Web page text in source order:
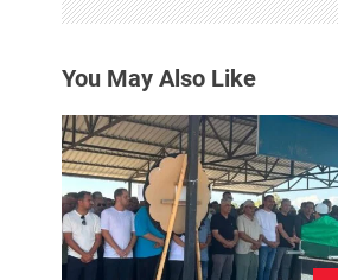
m
e
s
i
You May Also Like